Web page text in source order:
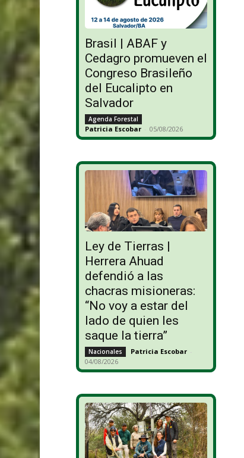
Brasil | ABAF y
Cedagro promueven el
Congreso Brasileño
del Eucalipto en
Salvador
Agenda Forestal
Patricia Escobar - 05/08/2026
Ley de Tierras |
Herrera Ahuad
defendió a las
chacras misioneras:
“No voy a estar del
lado de quien les
saque la tierra”
Nacionales Patricia Escobar -
04/08/2026